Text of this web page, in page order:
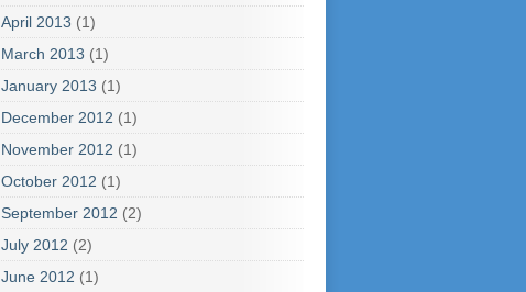
April 2013 (1)
March 2013 (1)
January 2013 (1)
December 2012 (1)
November 2012 (1)
October 2012 (1)
September 2012 (2)
July 2012 (2)
June 2012 (1)